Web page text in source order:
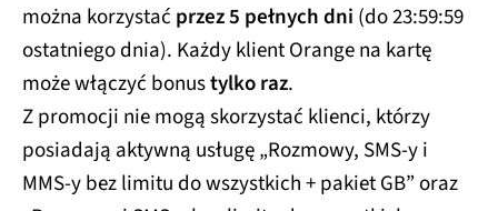
można korzystać przez 5 pełnych dni (do 23:59:59
ostatniego dnia). Każdy klient Orange na kartę
może włączyć bonustylko raz.
Z promocji nie mogą skorzystać klienci, którzy
posiadają aktywną usługę „Rozmowy, SMS-y i
MMS-y bez limitu do wszystkich + pakiet GB” oraz